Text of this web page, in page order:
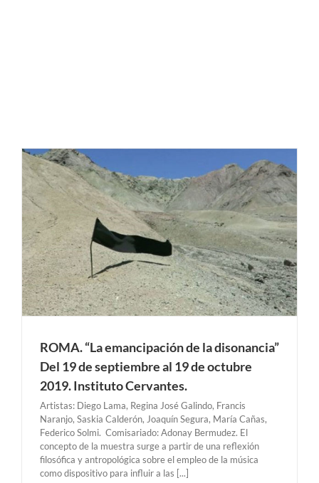
ROMA. “La emancipación de la disonancia”
Del 19 de septiembre al 19 de octubre
2019. Instituto Cervantes.
Artistas: Diego Lama, Regina José Galindo, Francis
Naranjo, Saskia Calderón, Joaquín Segura, María Cañas,
Federico Solmi. Comisariado: Adonay Bermudez. El
concepto de la muestra surge a partir de una reflexión
filosófica y antropológica sobre el empleo de la música
como dispositivo para influir a las [...]